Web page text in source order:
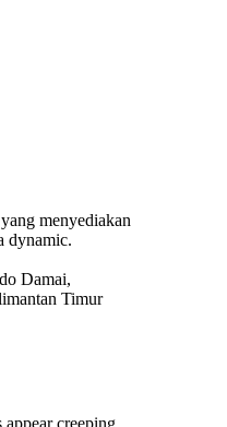
menyediakan
dynamic.
Damai,
Timur